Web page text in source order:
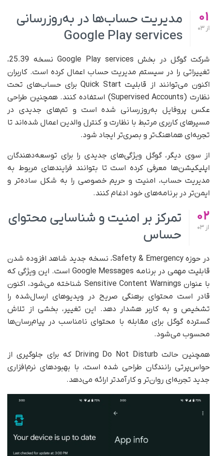
01
از
مدیریت حساب‌ها در به‌روزرسانی
Google Play services
شرکت گوگل در بخش Google Play services نسخه 25.39،
تغییراتی را در سیستم مدیریت حساب اعمال کرده است. کاربران
اکنون می‌توانند از قابلیت Quick Start برای حساب‌های تحت
نظارت (Supervised Accounts) استفاده کنند. همچنین طراحی
عکس پروفایل به‌روزرسانی شده است و تم‌های جدیدی در
مسیرهای کاربری مرتبط با نظارت و کنترل والدین اعمال شده‌اند تا
تجربه‌ای هماهنگ‌تر و بصری‌تر ایجاد شود.
از سوی دیگر، گوگل ویژگی‌های جدیدی را برای توسعه‌دهندگان
اپلیکیشن‌ها معرفی کرده است تا بتوانند فرایندهای مربوط به
مدیریت حساب، امنیت و حریم خصوصی را به شکل ساده‌تر و
ایمن‌تر در برنامه‌های خود ادغام کنند.
02
از
تمرکز بر امنیت و شناسایی محتوای
حساس
در حوزه Safety & Emergency، نسخه جدید شاهد افزوده شدن
قابلیت مهمی در برنامه Google Messages است. این ویژگی که
با عنوان Sensitive Content Warnings شناخته می‌شود، اکنون
قادر است محتوای برهنگی صریح در ویدیوهای ارسال‌شده را
تشخیص و به کاربر هشدار دهد. این تغییر، بخشی از تلاش
گسترده گوگل برای مقابله با محتوای نامناسب در پیام‌رسان‌ها
محسوب می‌شود.
همچنین حالت Driving Do Not Disturb که برای جلوگیری از
حواس‌پرتی رانندگان طراحی شده است، با بهبودهای نرم‌افزاری
جدید تجربه‌ای روان‌تر و کارآمدتر ارائه می‌دهد.